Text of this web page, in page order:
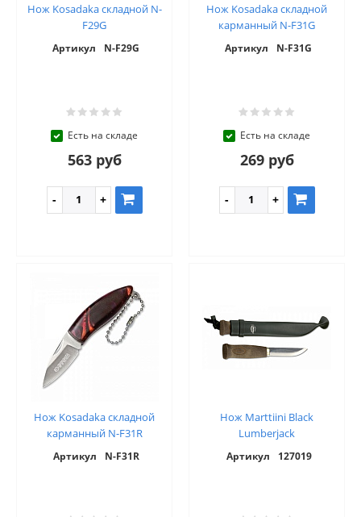
Нож Kosadaka складной N-
F29G
Артикул N-F29G
Есть на складе
563 руб
Нож Kosadaka складной
карманный N-F31G
Артикул N-F31G
Есть на складе
269 руб
Нож Kosadaka складной
карманный N-F31R
Артикул N-F31R
Нож Marttiini Black
Lumberjack
Артикул 127019